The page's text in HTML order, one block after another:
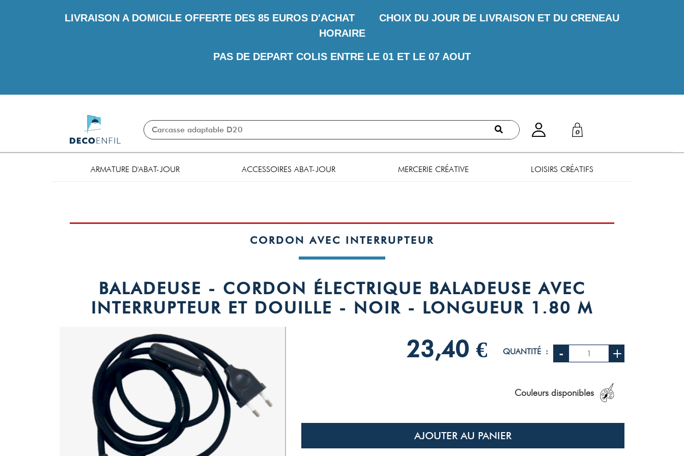
LIVRAISON A DOMICILE OFFERTE DES 85 EUROS D'ACHAT CHOIX DU JOUR DE LIVRAISON ET DU CRENEAU
HORAIRE
PAS DE DEPART COLIS ENTRE LE 01 ET LE 07 AOUT
0
ARMATURE D'ABAT-JOUR ACCESSOIRES ABAT-JOUR MERCERIE CRÉATIVE LOISIRS CRÉATIFS
CORDON AVEC INTERRUPTEUR
BALADEUSE - CORDON ÉLECTRIQUE BALADEUSE AVEC
INTERRUPTEUR ET DOUILLE - NOIR - LONGUEUR 1.80 M
23,40 € QUANTITÉ : - +
Couleurs disponibles
AJOUTER AU PANIER